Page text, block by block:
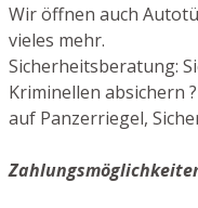
Wir öffnen auch
vieles mehr.
Sicherheitsberatung:
Kriminellen absichern
auf Panzerriegel,